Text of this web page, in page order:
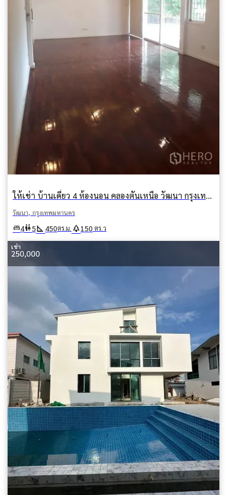
ให้เช่า บ้านเดี่ยว 4 ห้องนอน คลองตันเหนือ วัฒนา กรุงเทพมหานคร
วัฒนา, กรุงเทพมหานคร
king_bed4wc5square_foot 450ตร.ม. park150 ตร.ว
เช่า
250,000